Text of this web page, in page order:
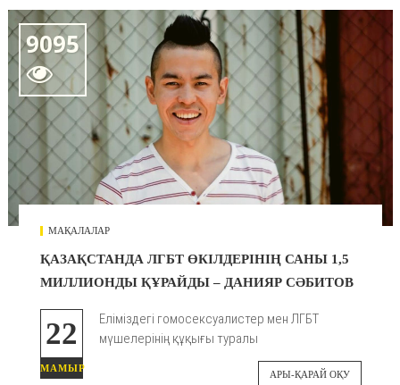
9095

МАҚАЛАЛАР
ҚАЗАҚСТАНДА ЛГБТ ӨКІЛДЕРІНІҢ САНЫ 1,5
МИЛЛИОНДЫ ҚҰРАЙДЫ – ДАНИЯР СӘБИТОВ
22
МАМЫР
Еліміздегі гомосексуалистер мен ЛГБТ
мүшелерінің құқығы туралы
АРЫ-ҚАРАЙ ОҚУ